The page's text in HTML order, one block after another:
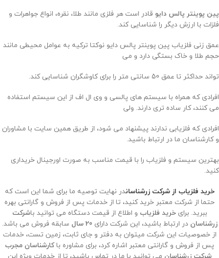
پین پوینتر پالس دایو قادر است هر فلزی مانند طلا، نقره، انواع جواهرات و
فلزات با ارزش دیگر را شناسایی کند.
عمق زنی فلزیاب پین پوینتر پالس دایو نوکتا ترکیه به عوامل محیطی مانند
حجم طلا و خاک بستگی دارد و می
تواند حداکثر تا عمق 50 سانتی متر را برای کاوشگران شناسایی کند.
افرادی که همراه با سیستم های پالسی و وی ال اف از این سیستم استفاده
می کنند، کار ساده تری دارند. ولی
افرادی که فلزیابی ندارند پیشنهاد می شود، از طریق همین سایت با مشاوران
و کارشناسان ما در ارتباط باشید.
بهترین سیستم و فلزیاب را با قیمت مناسب به صورت اورجینال خریداری
کنید.
خرید فلزیاب از شرکت زرشناساندر نهایت توصیه ما برای شما این است که
حتما از شرکت معتبر خرید کنید، تا از خدمات پس از فروش و گارانتی بهره
ببرید. برایخرید فلزیاب و اطلاع از قیمت دستگاه می توانید باشرکت
زرشناسان در ارتباط باشید، این شرکت دارای 20 سال
سابقه فروش می باشد.
از خصوصیات این شرکت میتوان به دفتر و جای ثابت، زمین تست، خدمات
پس از فروش و گارانتی معتبر اشاره کرد، برای مشاوره باکارشناسان مجرب